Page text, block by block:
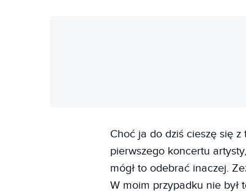
Choć ja do dziś cieszę się
pierwszego koncertu
mógł to odebrać inaczej.
W moim przypadku nie był